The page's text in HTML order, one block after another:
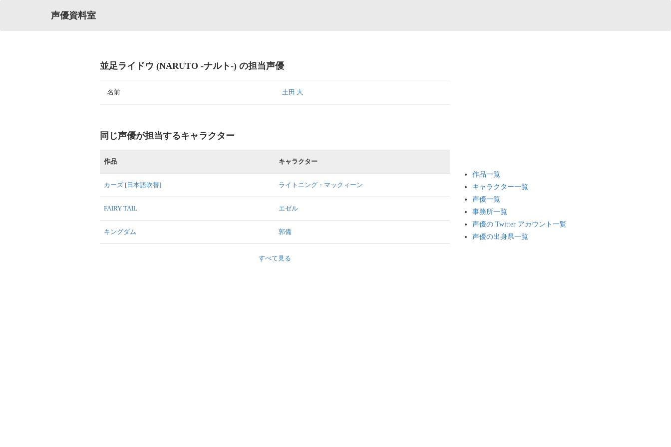
声優資料室
並足ライドウ (NARUTO -ナルト-) の担当声優
名前 土田 大
同じ声優が担当するキャラクター
作品 キャラクター
カーズ [日本語吹替] ライトニング・マックィーン
FAIRY TAIL エゼル
キングダム 郭備
すべて見る
作品一覧
キャラクター一覧
声優一覧
事務所一覧
声優の Twitter アカウント一覧
声優の出身県一覧